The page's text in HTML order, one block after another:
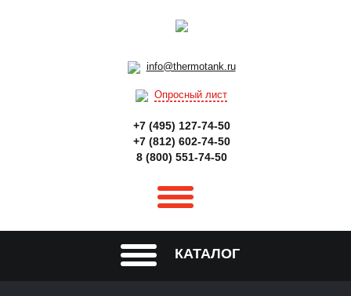
info@thermotank.ru
Опросный лист
+7 (495) 127-74-50
+7 (812) 602-74-50
8 (800) 551-74-50
КАТАЛОГ